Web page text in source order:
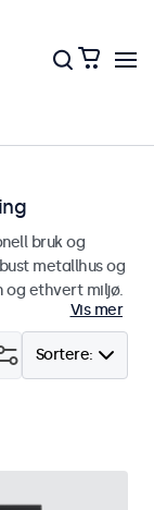
bruk og
metallhus og
og ethvert miljø.
Vis mer
Sortere: